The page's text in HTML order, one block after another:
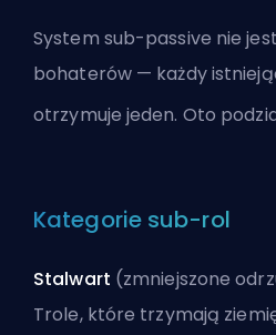
System sub-passive nie
bohaterów — każdy
otrzymuje jeden. Oto
Kategorie sub-rol
Stalwart (zmniejszone
Trole, które trzymają